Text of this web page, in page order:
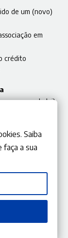
de um (novo)
em
crédito
e reserva de lei)
2019
Saiba
faça a sua